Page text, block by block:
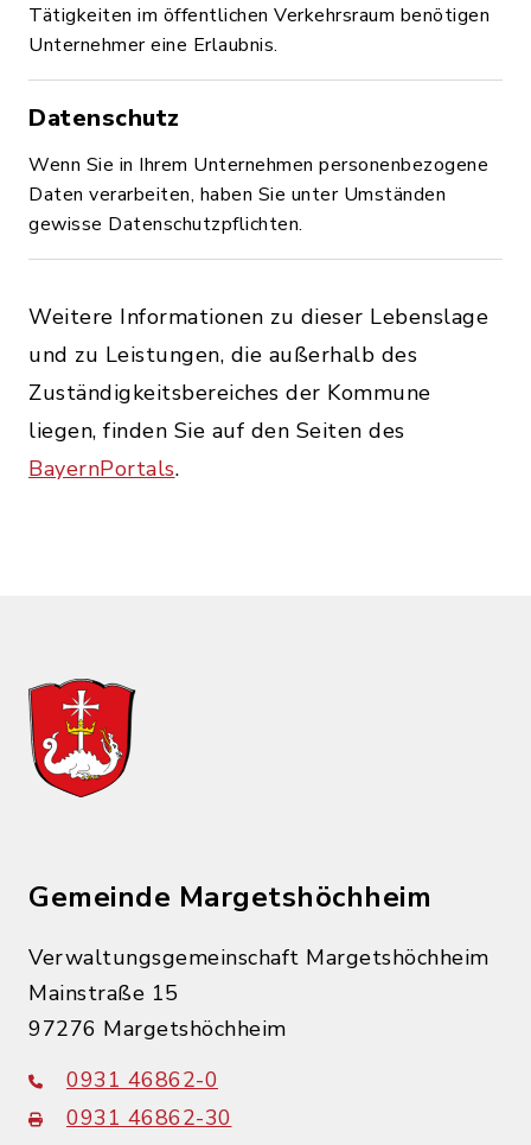
Tätigkeiten im öffentlichen Verkehrsraum benötigen
Unternehmer eine Erlaubnis.
Datenschutz
Wenn Sie in Ihrem Unternehmen personenbezogene
Daten verarbeiten, haben Sie unter Umständen
gewisse Datenschutzpflichten.
Weitere Informationen zu dieser Lebenslage
und zu Leistungen, die außerhalb des
Zuständigkeitsbereiches der Kommune
liegen, finden Sie auf den Seiten des
BayernPortals.
Gemeinde Margetshöchheim
Verwaltungsgemeinschaft Margetshöchheim
Mainstraße 15
97276 Margetshöchheim
0931 46862-0
0931 46862-30